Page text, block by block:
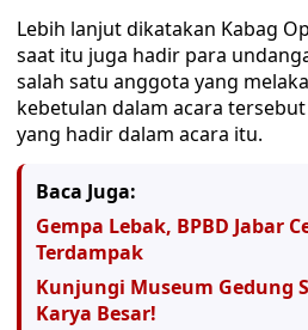
Lebih lanjut dikatakan Kabag
saat itu juga hadir para
salah satu anggota yang
kebetulan dalam acara
yang hadir dalam acara itu.
Baca Juga:
Gempa Lebak, BPBD Jabar
Terdampak
Kunjungi Museum Gedung
Karya Besar!